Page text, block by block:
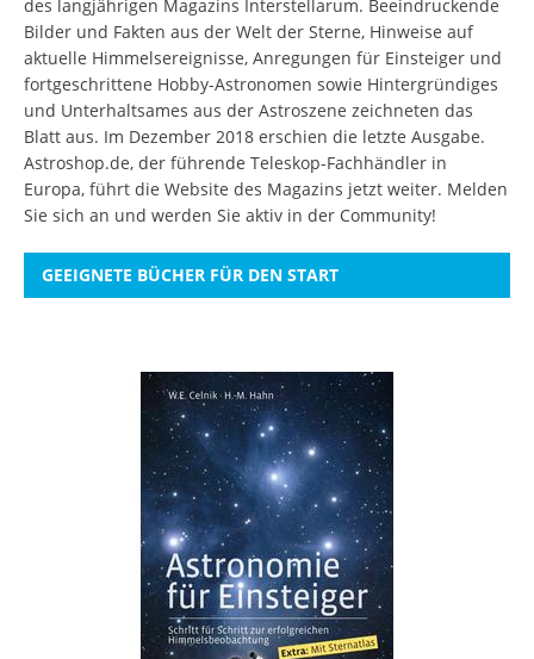
des langjährigen Magazins Interstellarum. Beeindruckende
Bilder und Fakten aus der Welt der Sterne, Hinweise auf
aktuelle Himmelsereignisse, Anregungen für Einsteiger und
fortgeschrittene Hobby-Astronomen sowie Hintergründiges
und Unterhaltsames aus der Astroszene zeichneten das
Blatt aus. Im Dezember 2018 erschien die letzte Ausgabe.
Astroshop.de, der führende Teleskop-Fachhändler in
Europa, führt die Website des Magazins jetzt weiter. Melden
Sie sich an und werden Sie aktiv in der Community!
GEEIGNETE BÜCHER FÜR DEN START